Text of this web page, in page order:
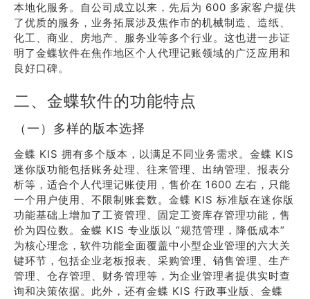
本地化服务。自公司成立以来，先后为 600 多家客户提供
了优质的服务，业务拓展涉及焦作市的机械制造、造纸、
化工、商业、房地产、服务业等多个行业。这也进一步证
明了金蝶软件在焦作地区个人代理记账领域的广泛应用和
良好口碑。
二、金蝶软件的功能特点
（一）多样的版本选择
金蝶 KIS 拥有多个版本，以满足不同业务需求。金蝶 KIS
迷你版功能包括账务处理、往来管理、出纳管理、报表分
析等，适合个人代理记账使用，售价在 1600 左右，只能
一个用户使用、不限制账套数。金蝶 KIS 标准版在迷你版
功能基础上增加了工资管理、固定工资库存管理功能，售
价为四位数。金蝶 KIS 专业版以 “规范管理，降低成本”
为核心理念，软件功能全面覆盖中小型企业管理的六大关
键环节，包括企业老板报表、采购管理、销售管理、生产
管理、仓存管理、财务管理等，为企业管理者提供实时查
询和决策依据。此外，还有金蝶 KIS 行政事业版、金蝶